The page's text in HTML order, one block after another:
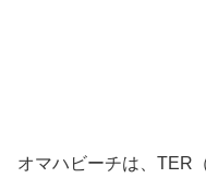
オマハビーチは、TER